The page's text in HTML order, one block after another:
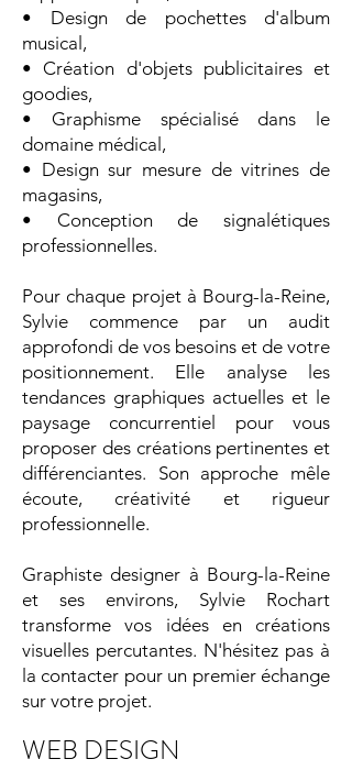
• Design de pochettes d'album
musical,
• Création d'objets publicitaires et
goodies,
• Graphisme spécialisé dans le
domaine médical,
• Design sur mesure de vitrines de
magasins,
• Conception de signalétiques
professionnelles.
Pour chaque projet à Bourg-la-Reine,
Sylvie commence par un audit
approfondi de vos besoins et de votre
positionnement. Elle analyse les
tendances graphiques actuelles et le
paysage concurrentiel pour vous
proposer des créations pertinentes et
différenciantes. Son approche mêle
écoute, créativité et rigueur
professionnelle.
Graphiste designer à Bourg-la-Reine
et ses environs, Sylvie Rochart
transforme vos idées en créations
visuelles percutantes. N'hésitez pas à
la contacter pour un premier échange
sur votre projet.
WEB DESIGN